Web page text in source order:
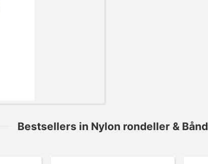
Bestsellers in Nylon rondeller & Bånd